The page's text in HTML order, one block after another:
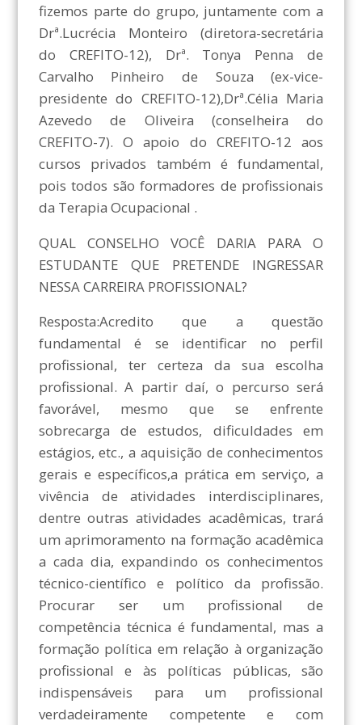
fizemos parte do grupo, juntamente com a
Drª.Lucrécia Monteiro (diretora-secretária
do CREFITO-12), Drª. Tonya Penna de
Carvalho Pinheiro de Souza (ex-vice-
presidente do CREFITO-12),Drª.Célia Maria
Azevedo de Oliveira (conselheira do
CREFITO-7). O apoio do CREFITO-12 aos
cursos privados também é fundamental,
pois todos são formadores de profissionais
da Terapia Ocupacional .
QUAL CONSELHO VOCÊ DARIA PARA O
ESTUDANTE QUE PRETENDE INGRESSAR
NESSA CARREIRA PROFISSIONAL?
Resposta:Acredito que a questão
fundamental é se identificar no perfil
profissional, ter certeza da sua escolha
profissional. A partir daí, o percurso será
favorável, mesmo que se enfrente
sobrecarga de estudos, dificuldades em
estágios, etc., a aquisição de conhecimentos
gerais e específicos,a prática em serviço, a
vivência de atividades interdisciplinares,
dentre outras atividades acadêmicas, trará
um aprimoramento na formação acadêmica
a cada dia, expandindo os conhecimentos
técnico-científico e político da profissão.
Procurar ser um profissional de
competência técnica é fundamental, mas a
formação política em relação à organização
profissional e às políticas públicas, são
indispensáveis para um profissional
verdadeiramente competente e com